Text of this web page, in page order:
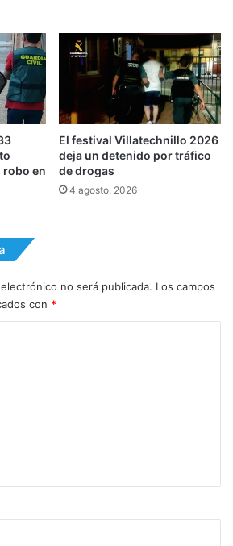
robo en
El festival Villatechnillo 2026
deja un detenido por tráfico
de drogas
4 agosto, 2026
no será publicada. Los campos
con *